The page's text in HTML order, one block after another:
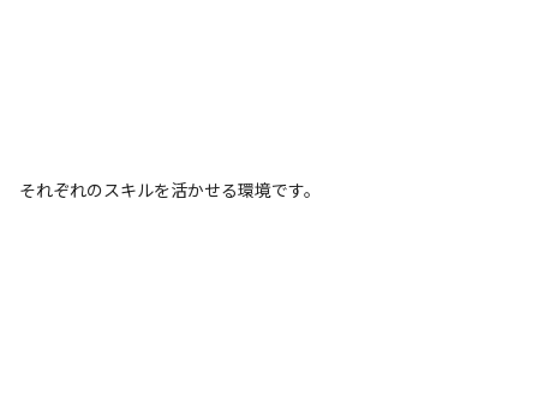
それぞれのスキルを活かせる環境です。